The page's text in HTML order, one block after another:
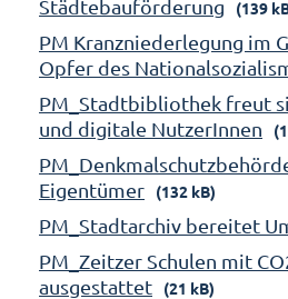
Städtebauförderung (139
PM Kranzniederlegung im
Opfer des
PM_Stadtbibliothek freut
und digitale NutzerInnen
Eigentümer
(132 kB)
PM_Stadtarchiv bereitet
PM_Zeitzer Schulen mit
ausgestattet
(21 kB)